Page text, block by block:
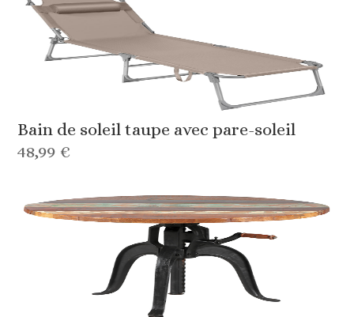
Bain de soleil taupe avec pare-soleil
48,99 €